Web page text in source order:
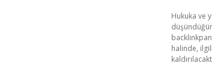
Hukuka ve
halinde,